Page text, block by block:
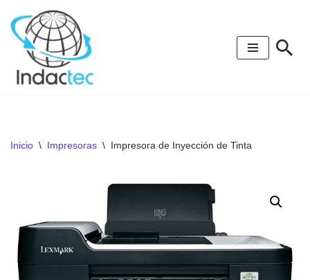
Saltar
contenido
Inicio \ Impresoras \ Impresora de Inyección de Tinta